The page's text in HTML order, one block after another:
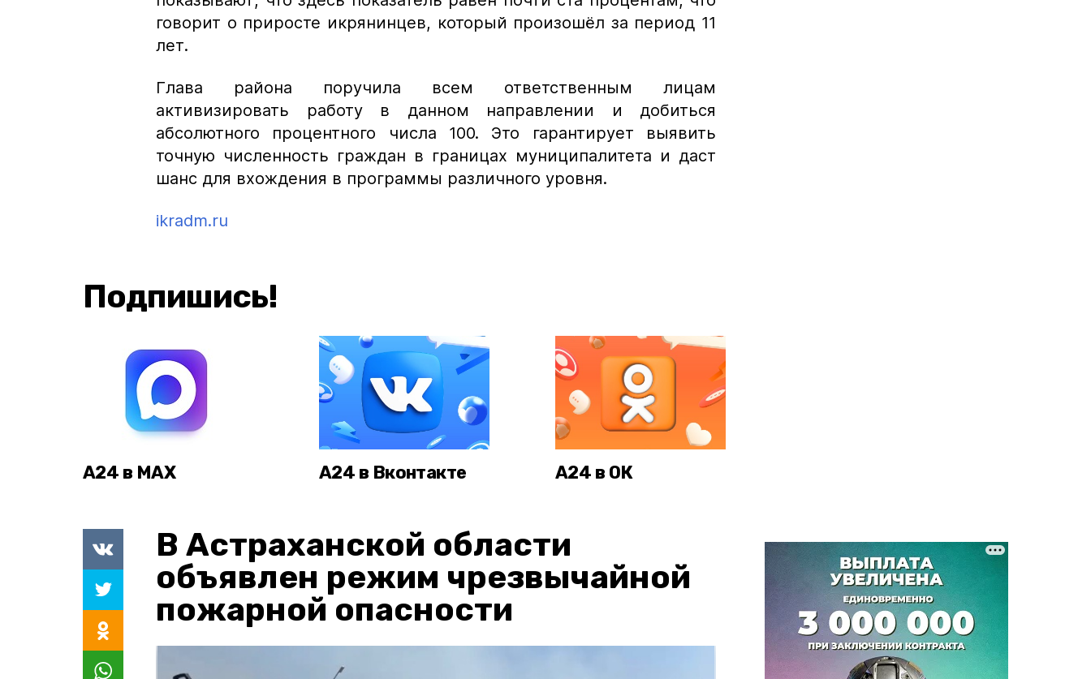
говорит о приросте икрянинцев, который произошёл за период 11
лет.
Глава района поручила всем ответственным лицам
активизировать работу в данном направлении и добиться
абсолютного процентного числа 100. Это гарантирует выявить
точную численность граждан в границах муниципалитета и даст
шанс для вхождения в программы различного уровня.
ikradm.ru
Подпишись!
А24 в MAX А24 в Вконтакте А24 в ОК
В Астраханской области
объявлен режим чрезвычайной
пожарной опасности